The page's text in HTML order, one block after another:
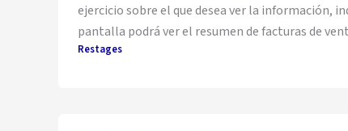
ejercicio sobre el que desea ver la información,
pantalla podrá ver el resumen de facturas de
Restages